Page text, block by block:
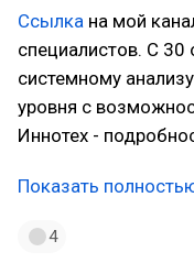
Ссылка на мой
специалистов. С 30
системному
уровня с
Иннотех -
Показать
4